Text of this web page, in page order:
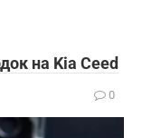
на Kia Ceed
0